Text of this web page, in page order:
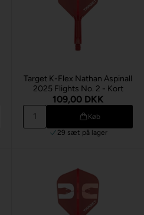
Target K-Flex Nathan Aspinall
2025 Flights No. 2 - Kort
109,00 DKK
Køb
29 sæt på lager